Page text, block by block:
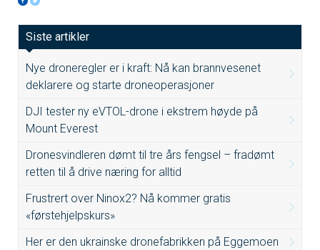
Siste artikler
Nye droneregler er i kraft: Nå kan brannvesenet
deklarere og starte droneoperasjoner
DJI tester ny eVTOL-drone i ekstrem høyde på
Mount Everest
Dronesvindleren dømt til tre års fengsel – fradømt
retten til å drive næring for alltid
Frustrert over Ninox2? Nå kommer gratis
«førstehjelpskurs»
Her er den ukrainske dronefabrikken på Eggemoen